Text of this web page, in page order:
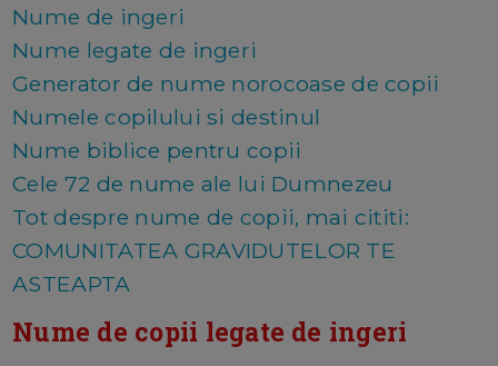
Nume de ingeri
Nume legate de ingeri
Generator de nume norocoase de copii
Numele copilului si destinul
Nume biblice pentru copii
Cele 72 de nume ale lui Dumnezeu
Tot despre nume de copii, mai cititi:
COMUNITATEA GRAVIDUTELOR TE
ASTEAPTA
Nume de copii legate de ingeri